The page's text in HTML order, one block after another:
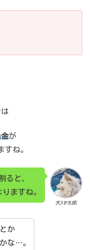
が
すね。
犬川P太郎
ると、
ますね。
か
な…。